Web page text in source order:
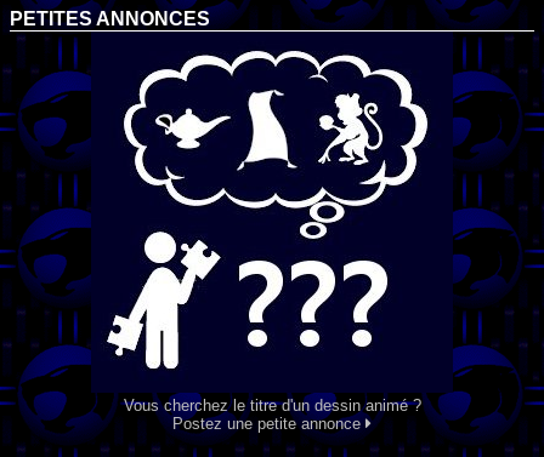
PETITES ANNONCES
Vous cherchez le titre d'un dessin animé ?
Postez une petite annonce